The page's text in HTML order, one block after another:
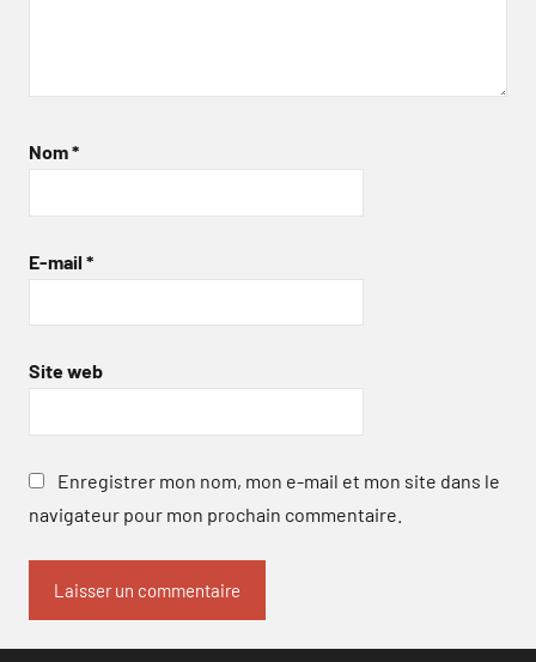
Nom*
E-mail *
Site web
Enregistrer mon nom, mon e-mail et mon site dans le
navigateur pour mon prochain commentaire.